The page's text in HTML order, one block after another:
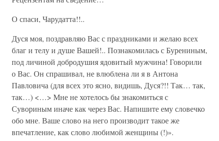
О спаси, Чарудатта!!..
Дуся моя, поздравляю Вас с праздниками и желаю всех
благ и телу и душе Вашей!.. Познакомилась с Бурениным,
под личиной добродушия ядовитый мужчина! Говорили
о Вас. Он спрашивал, не влюблена ли я в Антона
Павловича (для всех это ясно, видишь, Дуся?!! Так… так,
так…) <…> Мне не хотелось бы знакомиться с
Сувориным иначе как через Вас. Напишите ему словечко
обо мне. Ваше слово на него производит такое же
впечатление, как слово любимой женщины (!)».